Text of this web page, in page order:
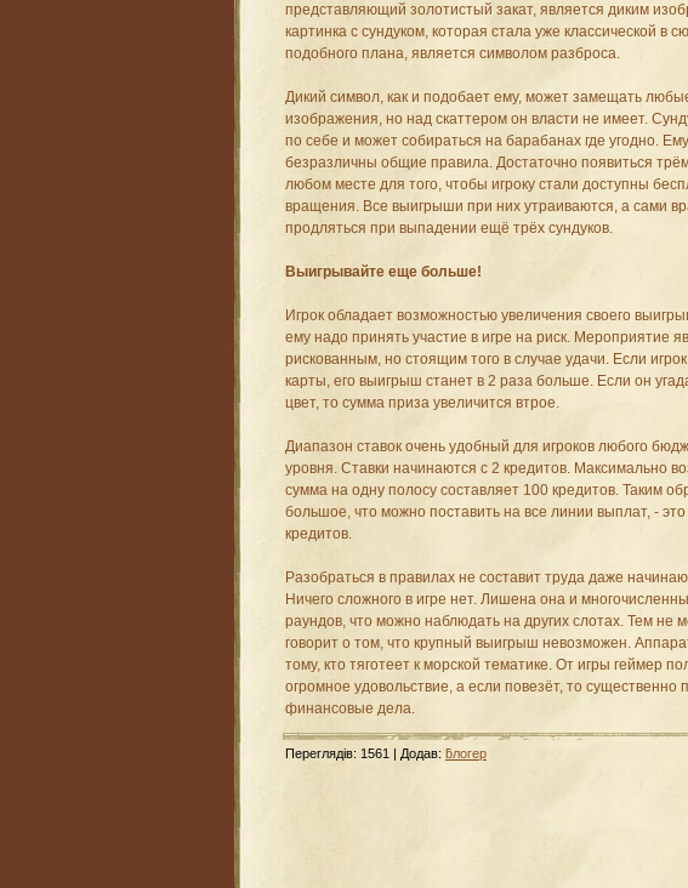
представляющий золотистый закат, является диким
картинка с сундуком, которая стала уже классической в
подобного плана, является символом разброса.
Дикий символ, как и подобает ему, может замещать
изображения, но над скаттером он власти не имеет.
по себе и может собираться на барабанах где угодно.
безразличны общие правила. Достаточно появиться
любом месте для того, чтобы игроку стали доступны
вращения. Все выигрыши при них утраиваются, а сами
продляться при выпадении ещё трёх сундуков.
Выигрывайте еще больше!
Игрок обладает возможностью увеличения своего
ему надо принять участие в игре на риск. Мероприятие
рискованным, но стоящим того в случае удачи. Если
карты, его выигрыш станет в 2 раза больше. Если он
цвет, то сумма приза увеличится втрое.
Диапазон ставок очень удобный для игроков любого
уровня. Ставки начинаются с 2 кредитов. Максимально
сумма на одну полосу составляет 100 кредитов. Таким
большое, что можно поставить на все линии выплат, -
кредитов.
Разобраться в правилах не составит труда даже
Ничего сложного в игре нет. Лишена она и
раундов, что можно наблюдать на других слотах. Тем не
говорит о том, что крупный выигрыш невозможен.
тому, кто тяготеет к морской тематике. От игры геймер
огромное удовольствие, а если повезёт, то существенно
финансовые дела.
Переглядів: 1561 | Додав: ƃлогер